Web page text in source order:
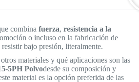
combinafuerza,resistencia a la
o incluso en la fabricación de
bajo presión, literalmente.
materiales y qué aplicaciones son las
5PH Polvodesde su composición y
material es la opción preferida de las